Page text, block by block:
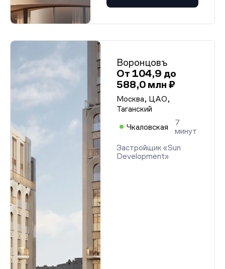
Воронцовъ
От 104,9 до
588,0 млн ₽
Москва, ЦАО,
Таганский
Чкаловская
7
минут
Застройщик «Sun
Development»